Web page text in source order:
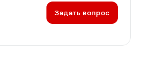
Задать вопрос